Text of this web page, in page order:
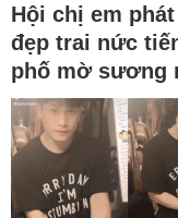
Hội chị em
đẹp trai nức
phố mờ sương